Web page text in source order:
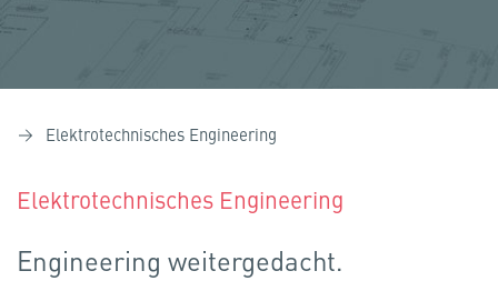
Elektrotechnisches Engineering
Elektrotechnisches Engineering
Engineering weitergedacht.